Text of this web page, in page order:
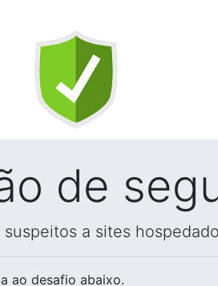
de
a sites
ao desafio abaixo.